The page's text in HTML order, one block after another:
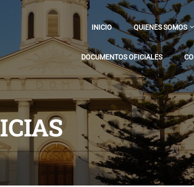
INICIO QUIENES SOMOS
DOCUMENTOS OFICIALES